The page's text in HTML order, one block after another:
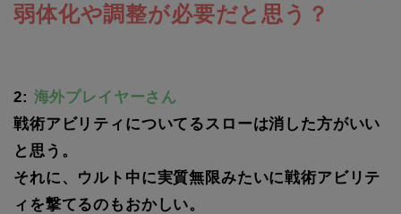
弱体化や調整が必要だと思う？
2: 海外プレイヤーさん
戦術アビリティについてるスローは消した方がいい
と思う。
それに、ウルト中に実質無限みたいに戦術アビリテ
ィを撃てるのもおかしい。